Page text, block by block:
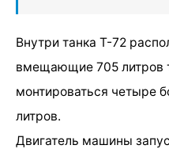
Внутри танка Т-72
вмещающие 705 литров
монтироваться четыре
литров.
Двигатель машины